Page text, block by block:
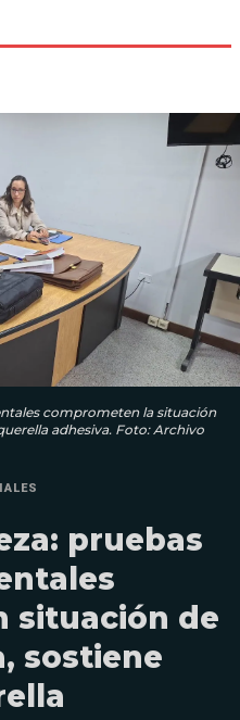
comprometen la situación
adhesiva. Foto: Archivo
pruebas
situación de
sostiene